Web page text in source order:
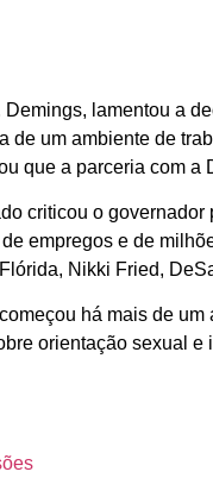
lamentou a
de um ambiente de
que a parceria com a
criticou o
empregos e de
Nikki Fried,
há mais de
orientação sexual